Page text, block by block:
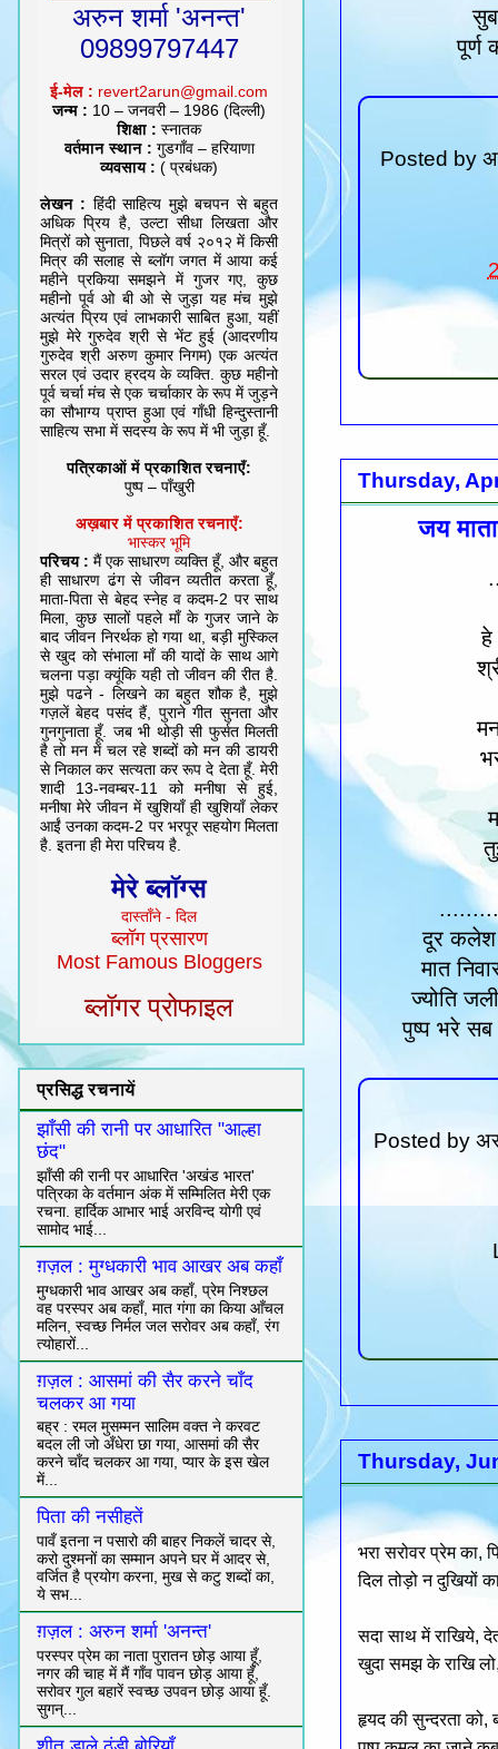
पूर्ण
Posted by
Thursday,
जय
हे
दूर कलेश
मात
ज्योति
पुष्प भरे
Posted by
Thursday,
भरा सरोवर प्रेम का,
दिल तोड़ो न दुखियों
सदा साथ में राखिये,
खुदा समझ के राखि
हृयद की सुन्दरता को,
अरुन शर्मा 'अनन्त'
09899797447
ई-मेल : revert2arun@gmail.com
जन्म : 10 – जनवरी – 1986 (दिल्ली)
शिक्षा : स्नातक
वर्तमान स्थान : गुडगाँव – हरियाणा
व्यवसाय : ( प्रबंधक)
लेखन : हिंदी साहित्य मुझे बचपन से बहुत
अधिक प्रिय है, उल्टा सीधा लिखता और
मित्रों को सुनाता, पिछले वर्ष २०१२ में किसी
मित्र की सलाह से ब्लॉग जगत में आया कई
महीने प्रकिया समझने में गुजर गए, कुछ
महीनो पूर्व ओ बी ओ से जुड़ा यह मंच मुझे
अत्यंत प्रिय एवं लाभकारी साबित हुआ, यहीं
मुझे मेरे गुरुदेव श्री से भेंट हुई (आदरणीय
गुरुदेव श्री अरुण कुमार निगम) एक अत्यंत
सरल एवं उदार ह्रदय के व्यक्ति. कुछ महीनो
पूर्व चर्चा मंच से एक चर्चाकार के रूप में जुड़ने
का सौभाग्य प्राप्त हुआ एवं गाँधी हिन्दुस्तानी
साहित्य सभा में सदस्य के रूप में भी जुड़ा हूँ.
पत्रिकाओं में प्रकाशित रचनाएँ:
पुष्प – पाँखुरी
अख़बार में प्रकाशित रचनाएँ:
भास्कर भूमि
परिचय : मैं एक साधारण व्यक्ति हूँ, और बहुत
ही साधारण ढंग से जीवन व्यतीत करता हूँ,
माता-पिता से बेहद स्नेह व कदम-2 पर साथ
मिला, कुछ सालों पहले माँ के गुजर जाने के
बाद जीवन निरर्थक हो गया था, बड़ी मुस्किल
से खुद को संभाला माँ की यादों के साथ आगे
चलना पड़ा क्यूंकि यही तो जीवन की रीत है.
मुझे पढने - लिखने का बहुत शौक है, मुझे
गज़लें बेहद पसंद हैं, पुराने गीत सुनता और
गुनगुनाता हूँ. जब भी थोड़ी सी फुर्सत मिलती
है तो मन में चल रहे शब्दों को मन की डायरी
से निकाल कर सत्यता कर रूप दे देता हूँ. मेरी
शादी 13-नवम्बर-11 को मनीषा से हुई,
मनीषा मेरे जीवन में खुशियाँ ही खुशियाँ लेकर
आईं उनका कदम-2 पर भरपूर सहयोग मिलता
है. इतना ही मेरा परिचय है.
मेरे ब्लॉग्स
दास्ताँने - दिल
ब्लॉग प्रसारण
Most Famous Bloggers
ब्लॉगर प्रोफाइल
प्रसिद्ध रचनायें
झाँसी की रानी पर आधारित "आल्हा
छंद"
झाँसी की रानी पर आधारित 'अखंड भारत'
पत्रिका के वर्तमान अंक में सम्मिलित मेरी एक
रचना. हार्दिक आभार भाई अरविन्द योगी एवं
सामोद भाई...
ग़ज़ल : मुग्धकारी भाव आखर अब कहाँ
मुग्धकारी भाव आखर अब कहाँ, प्रेम निश्छल
वह परस्पर अब कहाँ, मात गंगा का किया आँचल
मलिन, स्वच्छ निर्मल जल सरोवर अब कहाँ, रंग
त्योहारों...
ग़ज़ल : आसमां की सैर करने चाँद
चलकर आ गया
बह्र : रमल मुसम्मन सालिम वक्त ने करवट
बदल ली जो अँधेरा छा गया, आसमां की सैर
करने चाँद चलकर आ गया, प्यार के इस खेल
में...
पिता की नसीहतें
पावँ इतना न पसारो की बाहर निकलें चादर से,
करो दुश्मनों का सम्मान अपने घर में आदर से,
वर्जित है प्रयोग करना, मुख से कटु शब्दों का,
ये सभ...
ग़ज़ल : अरुन शर्मा 'अनन्त'
परस्पर प्रेम का नाता पुरातन छोड़ आया हूँ,
नगर की चाह में मैं गाँव पावन छोड़ आया हूँ,
सरोवर गुल बहारें स्वच्छ उपवन छोड़ आया हूँ.
सुगन्...